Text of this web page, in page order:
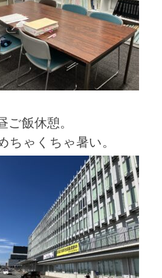
ご飯休憩。
ちゃくちゃ暑い。